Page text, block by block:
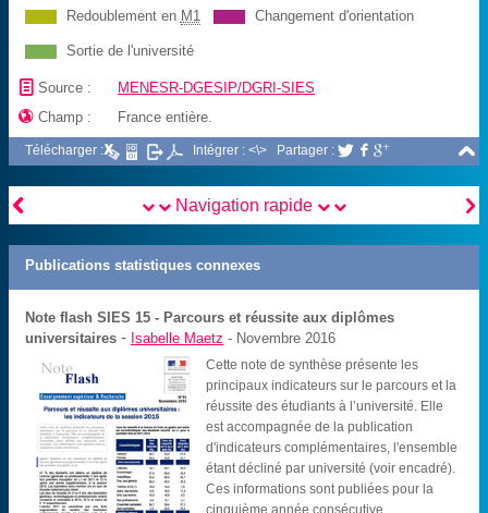
Redoublement en M1 Changement d'orientation
Sortie de l'université
📄 Source : MENESR-DGESIP/DGRI-SIES
 Champ : France entière.

Télécharger : Intégrer : <\> Partager :   
 
Navigation rapide
Publications statistiques connexes
Note flash SIES 15 - Parcours et réussite aux diplômes
universitaires - Isabelle Maetz - Novembre 2016
Cette note de synthèse présente les
principaux indicateurs sur le parcours et la
réussite des étudiants à l’université. Elle
est accompagnée de la publication
d'indicateurs complémentaires, l'ensemble
étant décliné par université (voir encadré).
Ces informations sont publiées pour la
cinquième année consécutive.